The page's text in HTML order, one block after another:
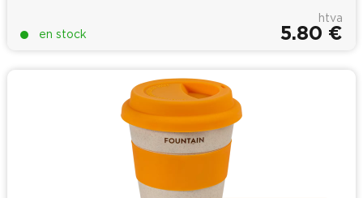
en stock
htva
5.80 €